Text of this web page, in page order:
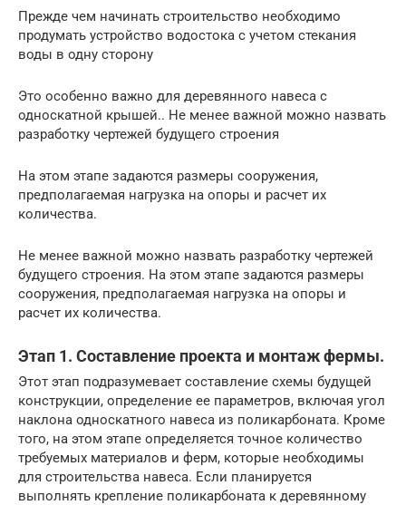
Прежде чем начинать строительство необходимо
продумать устройство водостока с учетом стекания
воды в одну сторону
Это особенно важно для деревянного навеса с
односкатной крышей.. Не менее важной можно назвать
разработку чертежей будущего строения
На этом этапе задаются размеры сооружения,
предполагаемая нагрузка на опоры и расчет их
количества.
Не менее важной можно назвать разработку чертежей
будущего строения. На этом этапе задаются размеры
сооружения, предполагаемая нагрузка на опоры и
расчет их количества.
Этап 1. Составление проекта и монтаж фермы.
Этот этап подразумевает составление схемы будущей
конструкции, определение ее параметров, включая угол
наклона односкатного навеса из поликарбоната. Кроме
того, на этом этапе определяется точное количество
требуемых материалов и ферм, которые необходимы
для строительства навеса. Если планируется
выполнять крепление поликарбоната к деревянному